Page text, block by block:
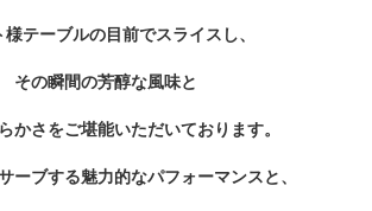
様テーブルの目前でスライスし、
その瞬間の芳醇な風味と
かさをご堪能いただいております。
ーブする魅力的なパフォーマンスと、